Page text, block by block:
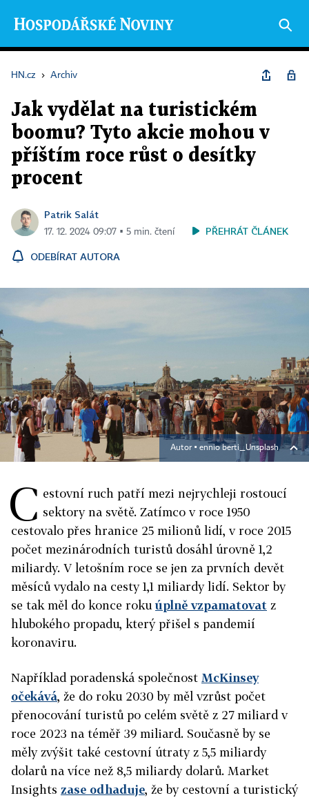
HN.cz › Archiv
Jak vydělat na turistickém
boomu? Tyto akcie mohou v
příštím roce růst o desítky
procent
Patrik Salát
17. 12. 2024 09:07 ▪ 5 min. čtení PŘEHRÁT ČLÁNEK
ODEBÍRAT AUTORA
Autor ▪ ennio berti_Unsplash
C estovní ruch patří mezi nejrychleji rostoucí
sektory na světě. Zatímco v roce 1950
cestovalo přes hranice 25 milionů lidí, v roce 2015
počet mezinárodních turistů dosáhl úrovně 1,2
miliardy. V letošním roce se jen za prvních devět
měsíců vydalo na cesty 1,1 miliardy lidí. Sektor by
se tak měl do konce rokuúplně vzpamatovat z
hlubokého propadu, který přišel s pandemií
koronaviru.
Například poradenská společnost McKinsey
očekává, že do roku 2030 by měl vzrůst počet
přenocování turistů po celém světě z 27 miliard v
roce 2023 na téměř 39 miliard. Současně by se
měly zvýšit také cestovní útraty z 5,5 miliardy
dolarů na více než 8,5 miliardy dolarů. Market
Insights zase odhaduje, že by cestovní a turistický